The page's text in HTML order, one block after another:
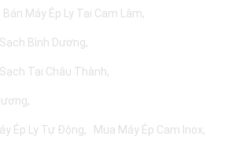
Bán Máy Ép Ly Tại Cam Lâm
Bình Dương
Tại Châu Thành
Ép Ly Tự Động Mua Máy Ép Cam Inox